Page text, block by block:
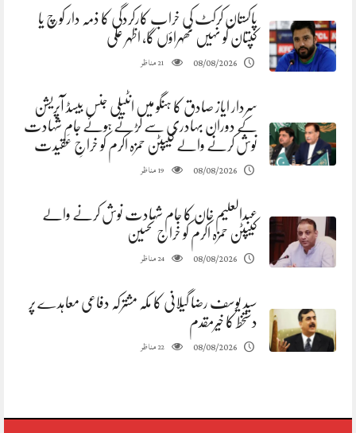
پاکستان کرکٹ کی خراب کارکردگی کا ذمہ دار کوچ یا
کپتان کو نہیں ٹھہراؤں گا، اظہر علی
08/08/2026
21مناظر
سردار ایاز صادق کا ہنگو میں انٹیلی جنس بیسڈ آپریشن
کے دوران بہادری سے لڑتے ہوئے جامِ شہادت
نوش کرنے والے کیپٹن حمزہ اکرم کو خراجِ عقیدت
08/08/2026
19مناظر
عبدالعلیم خان کا جام شہادت نوش کرنے والے
کیپٹن حمزہ اکرم کو خراج تحسین
08/08/2026
24مناظر
سید یوسف رضا گیلانی کا مکہ مشترکہ دفاعی معاہدے پر
دستخط کا خیرمقدم
08/08/2026
22مناظر